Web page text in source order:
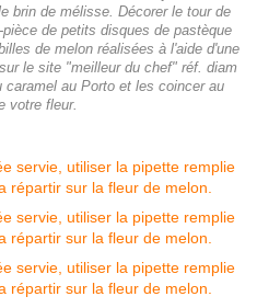
brin de mélisse. Décorer le tour de
de petits disques de pastèque
de melon réalisées à l'aide d'une
le site "meilleur du chef" réf. diam
au Porto et les coincer au
votre fleur.